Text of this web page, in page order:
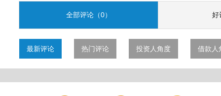
全部评论（0） 好
最新评论 热门评论 投资人角度 借款人